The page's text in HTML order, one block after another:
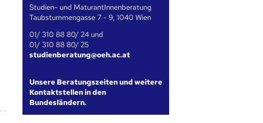
Studien- und MaturantInnenberatung
Taubstummengasse 7 - 9, 1040 Wien
01/ 310 88 80/ 24 und
01/ 310 88 80/ 25
studienberatung@oeh.ac.at
Unsere Beratungszeiten und weitere
Kontaktstellen in den
Bundesländern.